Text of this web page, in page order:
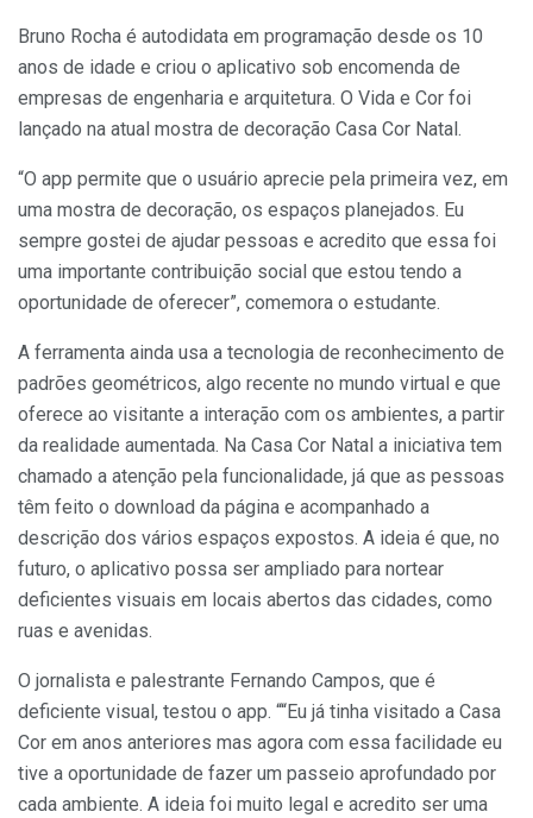
Bruno Rocha é autodidata em programação desde os 10
anos de idade e criou o aplicativo sob encomenda de
empresas de engenharia e arquitetura. O Vida e Cor foi
lançado na atual mostra de decoração Casa Cor Natal.
“O app permite que o usuário aprecie pela primeira vez, em
uma mostra de decoração, os espaços planejados. Eu
sempre gostei de ajudar pessoas e acredito que essa foi
uma importante contribuição social que estou tendo a
oportunidade de oferecer”, comemora o estudante.
A ferramenta ainda usa a tecnologia de reconhecimento de
padrões geométricos, algo recente no mundo virtual e que
oferece ao visitante a interação com os ambientes, a partir
da realidade aumentada. Na Casa Cor Natal a iniciativa tem
chamado a atenção pela funcionalidade, já que as pessoas
têm feito o download da página e acompanhado a
descrição dos vários espaços expostos. A ideia é que, no
futuro, o aplicativo possa ser ampliado para nortear
deficientes visuais em locais abertos das cidades, como
ruas e avenidas.
O jornalista e palestrante Fernando Campos, que é
deficiente visual, testou o app. ““Eu já tinha visitado a Casa
Cor em anos anteriores mas agora com essa facilidade eu
tive a oportunidade de fazer um passeio aprofundado por
cada ambiente. A ideia foi muito legal e acredito ser uma